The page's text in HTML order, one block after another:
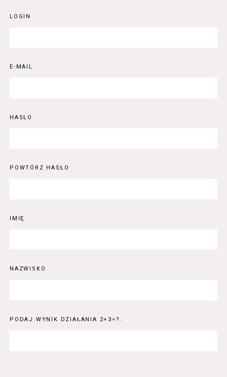
LOGIN
E-MAIL
HASŁO
POWTÓRZ HASŁO
IMIĘ
NAZWISKO
PODAJ WYNIK DZIAŁANIA 2+3=?: